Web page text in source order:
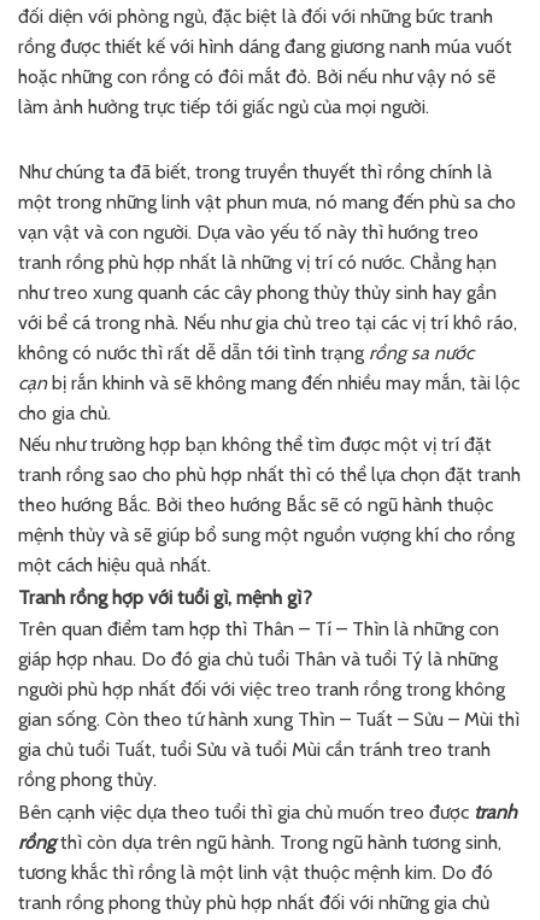
đối diện với phòng ngủ, đặc biệt là đối với những bức tranh
rồng được thiết kế với hình dáng đang giương nanh múa vuốt
hoặc những con rồng có đôi mắt đỏ. Bởi nếu như vậy nó sẽ
làm ảnh hưởng trực tiếp tới giấc ngủ của mọi người.
Như chúng ta đã biết, trong truyền thuyết thì rồng chính là
một trong những linh vật phun mưa, nó mang đến phù sa cho
vạn vật và con người. Dựa vào yếu tố này thì hướng treo
tranh rồng phù hợp nhất là những vị trí có nước. Chẳng hạn
như treo xung quanh các cây phong thủy thủy sinh hay gần
với bể cá trong nhà. Nếu như gia chủ treo tại các vị trí khô ráo,
không có nước thì rất dễ dẫn tới tình trạng rồng sa nước
cạnbị rắn khinh và sẽ không mang đến nhiều may mắn, tài lộc
cho gia chủ.
Nếu như trường hợp bạn không thể tìm được một vị trí đặt
tranh rồng sao cho phù hợp nhất thì có thể lựa chọn đặt tranh
theo hướng Bắc. Bởi theo hướng Bắc sẽ có ngũ hành thuộc
mệnh thủy và sẽ giúp bổ sung một nguồn vượng khí cho rồng
một cách hiệu quả nhất.
Tranh rồng hợp với tuổi gì, mệnh gì?
Trên quan điểm tam hợp thì Thân – Tí – Thìn là những con
giáp hợp nhau. Do đó gia chủ tuổi Thân và tuổi Tý là những
người phù hợp nhất đối với việc treo tranh rồng trong không
gian sống. Còn theo tứ hành xung Thìn – Tuất – Sửu – Mùi thì
gia chủ tuổi Tuất, tuổi Sửu và tuổi Mùi cần tránh treo tranh
rồng phong thủy.
Bên cạnh việc dựa theo tuổi thì gia chủ muốn treo được tranh
rồngthì còn dựa trên ngũ hành. Trong ngũ hành tương sinh,
tương khắc thì rồng là một linh vật thuộc mệnh kim. Do đó
tranh rồng phong thủy phù hợp nhất đối với những gia chủ